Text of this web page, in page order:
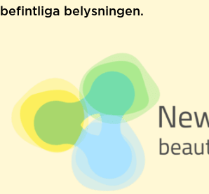
befintliga belysningen.